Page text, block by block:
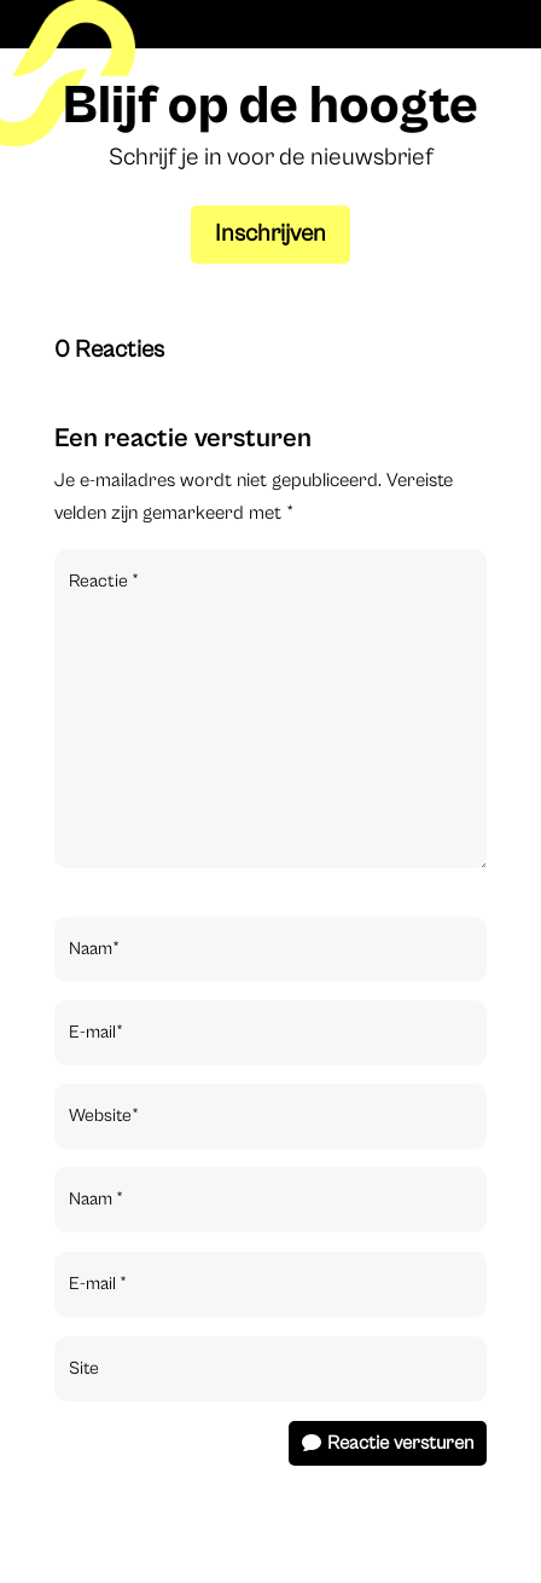
Blijf op de hoogte
Schrijf je in voor de nieuwsbrief
Inschrijven
0 Reacties
Een reactie versturen
Je e-mailadres wordt niet gepubliceerd. Vereiste
velden zijn gemarkeerd met *
Reactie versturen